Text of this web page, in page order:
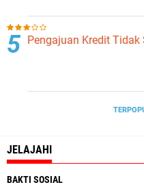
Pengajuan Kredit Tidak
JELAJAHI
BAKTI SOSIAL